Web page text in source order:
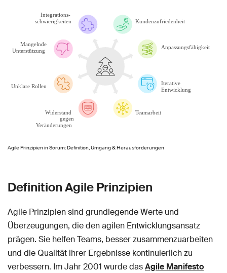
Agile Prinzipien in Scrum: Definition, Umgang & Herausforderungen
Definition Agile Prinzipien
Agile Prinzipien sind grundlegende Werte und
Überzeugungen, die den agilen Entwicklungsansatz
prägen. Sie helfen Teams, besser zusammenzuarbeiten
und die Qualität ihrer Ergebnisse kontinuierlich zu
verbessern. Im Jahr 2001 wurde dasAgile Manifesto